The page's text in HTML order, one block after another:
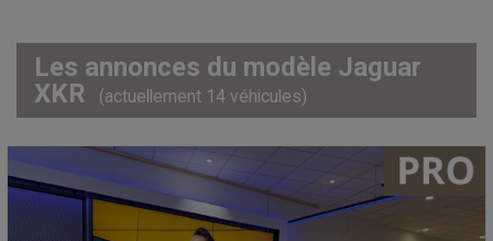
Les annonces du modèle Jaguar
XKR
(actuellement 14 véhicules)